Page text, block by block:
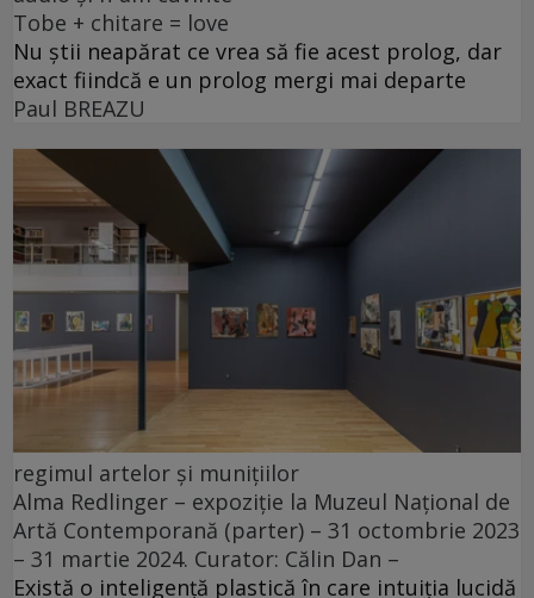
Tobe + chitare = love
Nu știi neapărat ce vrea să fie acest prolog, dar
exact fiindcă e un prolog mergi mai departe
Paul BREAZU
regimul artelor și munițiilor
Alma Redlinger – expoziție la Muzeul Național de
Artă Contemporană (parter) – 31 octombrie 2023
– 31 martie 2024. Curator: Călin Dan –
Există o inteligență plastică în care intuiția lucidă